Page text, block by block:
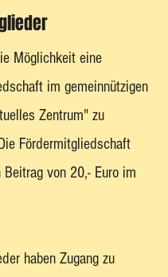
Möglichkeit eine
im gemeinnützigen
Zentrum" zu
Fördermitgliedschaft
von 20,- Euro im
haben Zugang zu